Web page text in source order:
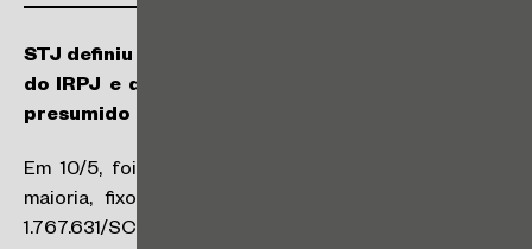
STJ definiu que o ICMS compõe a base de cálculo
do IRPJ e da CSLL quando apurados pelo lucro
presumido
Em 10/5, foi publicado o acórdão do STJ que, por
maioria, fixou a seguinte tese nos autos do REsp
1.767.631/SC e REsp 1.772.470/RS – Tema Repetitivo